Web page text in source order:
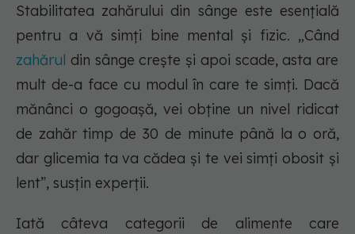
Stabilitatea zahărului din sânge este esențială
pentru a vă simți bine mental și fizic. „Când
zahărul din sânge crește și apoi scade, asta are
mult de-a face cu modul în care te simți. Dacă
mănânci o gogoașă, vei obține un nivel ridicat
de zahăr timp de 30 de minute până la o oră,
dar glicemia ta va cădea și te vei simți obosit și
lent”, susțin experții.
Iată câteva categorii de alimente care